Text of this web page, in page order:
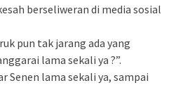
berseliweran di media sosial
pun tak jarang ada yang
lama sekali ya ?”.
Senen lama sekali ya, sampai